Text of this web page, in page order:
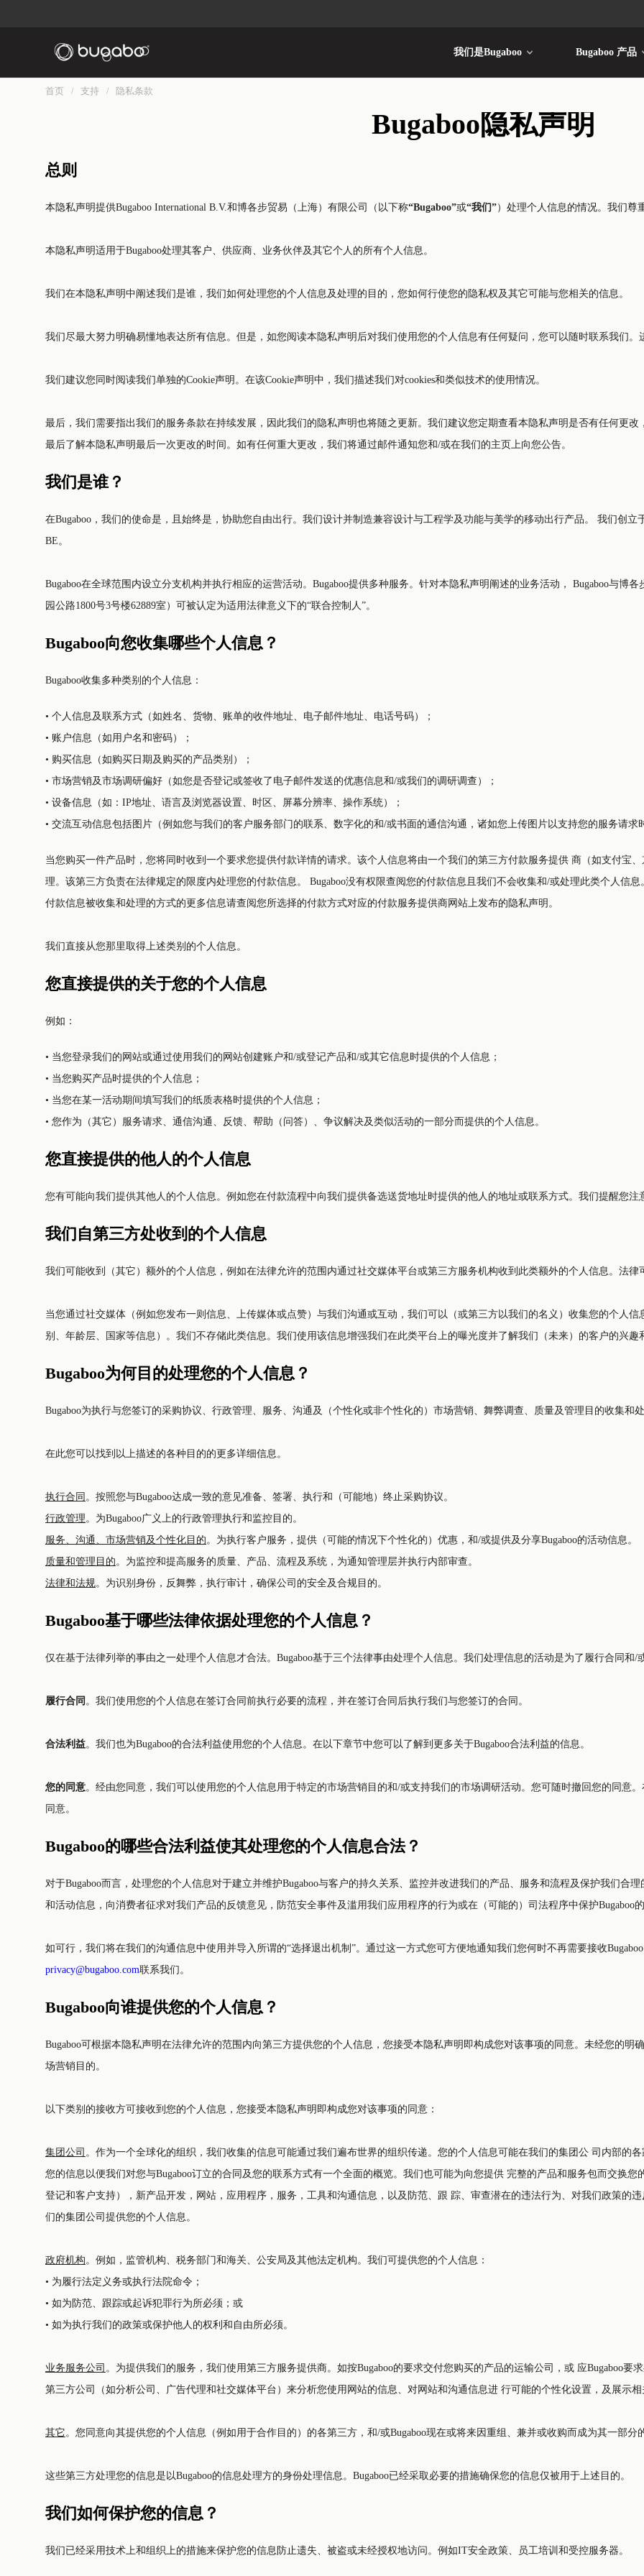
我们是Bugaboo Bugaboo 产品
首页 / 支持 / 隐私条款
Bugaboo隐私声明
总则
本隐私声明提供Bugaboo International B.V.和博各步贸易（上海）有限公司（以下称“Bugaboo”或“我们”）处理个人信息的情况。我们尊
本隐私声明适用于Bugaboo处理其客户、供应商、业务伙伴及其它个人的所有个人信息。
我们在本隐私声明中阐述我们是谁，我们如何处理您的个人信息及处理的目的，您如何行使您的隐私权及其它可能与您相关的信息。
我们建议您同时阅读我们单独的Cookie声明。在该Cookie声明中，我们描述我们对cookies和类似技术的使用情况。
最后，我们需要指出我们的服务条款在持续发展，因此我们的隐私声明也将随之更新。我们建议您定期查看本隐私声明是否有任何更改， 以便您准确了解您所处的位置。您始终可以在本隐私声
最后了解本隐私声明最后一次更改的时间。如有任何重大更改，我们将通过邮件通知您和/或在我们的主页上向您公告。
我们是谁？
在Bugaboo，我们的使命是，且始终是，协助您自由出行。我们设计并制造兼容设计与工程学及功能与美学的移动出行产品。 我们创立于荷兰，公司位于荷兰阿姆斯特丹Paasheuvelweg 9a-b, 1105
BE。
Bugaboo在全球范围内设立分支机构并执行相应的运营活动。Bugaboo提供多种服务。针对本隐私声明阐述的业务活动， Bugaboo与博各步贸易（上海）有限公司（注册地址位于上海是崇明区长兴镇潘
园公路1800号3号楼62889室）可被认定为适用法律意义下的“联合控制人”。
Bugaboo向您收集哪些个人信息？
Bugaboo收集多种类别的个人信息：
• 个人信息及联系方式（如姓名、货物、账单的收件地址、电子邮件地址、电话号码）；
• 账户信息（如用户名和密码）；
• 购买信息（如购买日期及购买的产品类别）；
• 市场营销及市场调研偏好（如您是否登记或签收了电子邮件发送的优惠信息和/或我们的调研调查）；
• 设备信息（如：IP地址、语言及浏览器设置、时区、屏幕分辨率、操作系统）；
• 交流互动信息包括图片（例如您与我们的客户服务部门的联系、数字化的和/或书面的通信沟通，诸如您上传图片以支持您的服务请求
当您购买一件产品时，您将同时收到一个要求您提供付款详情的请求。该个人信息将由一个我们的第三方付款服务提供 商（如支付宝、京东支付、微信支付、银联支付、苹果支付）直接收集并处
理。该第三方负责在法律规定的限度内处理您的付款信息。 Bugaboo没有权限查阅您的付款信息且我们不会收集和/或处理此类个人信息。因此，本隐私声明不适用于上述的信息处理活动。 有关您的
付款信息被收集和处理的方式的更多信息请查阅您所选择的付款方式对应的付款服务提供商网站上发布的隐私声明。
我们直接从您那里取得上述类别的个人信息。
您直接提供的关于您的个人信息
例如：
• 当您登录我们的网站或通过使用我们的网站创建账户和/或登记产品和/或其它信息时提供的个人信息；
• 当您购买产品时提供的个人信息；
• 当您在某一活动期间填写我们的纸质表格时提供的个人信息；
• 您作为（其它）服务请求、通信沟通、反馈、帮助（问答）、争议解决及类似活动的一部分而提供的个人信息。
您直接提供的他人的个人信息
您有可能向我们提供其他人的个人信息。例如您在付款流程中向我们提供备选送货地址时提供的他人的地址或联系方式。我们提醒您注
我们自第三方处收到的个人信息
我们可能收到（其它）额外的个人信息，例如在法律允许的范围内通过社交媒体平台或第三方服务机构收到此类额外的个人信息。法
当您通过社交媒体（例如您发布一则信息、上传媒体或点赞）与我们沟通或互动，我们可以（或第三方以我们的名义）收集您的个人
别、年龄层、国家等信息）。我们不存储此类信息。我们使用该信息增强我们在此类平台上的曝光度并了解我们（未来）的客户的兴趣
Bugaboo为何目的处理您的个人信息？
Bugaboo为执行与您签订的采购协议、行政管理、服务、沟通及（个性化或非个性化的）市场营销、舞弊调查、质量及管理目的收集和
在此您可以找到以上描述的各种目的的更多详细信息。
执行合同 。按照您与Bugaboo达成一致的意见准备、签署、执行和（可能地）终止采购协议。
行政管理。为Bugaboo广义上的行政管理执行和监控目的。
服务、沟通、市场营销及个性化目的。为执行客户服务，提供（可能的情况下个性化的）优惠，和/或提供及分享Bugaboo的活动信息。
质量和管理目的。为监控和提高服务的质量、产品、流程及系统，为通知管理层并执行内部审查。
法律和法规。为识别身份，反舞弊，执行审计，确保公司的安全及合规目的。
Bugaboo基于哪些法律依据处理您的个人信息？
仅在基于法律列举的事由之一处理个人信息才合法。Bugaboo基于三个法律事由处理个人信息。我们处理信息的活动是为了履行合同和/
履行合同 。我们使用您的个人信息在签订合同前执行必要的流程，并在签订合同后执行我们与您签订的合同。
合法利益。我们也为Bugaboo的合法利益使用您的个人信息。在以下章节中您可以了解到更多关于Bugaboo合法利益的信息。
您的同意。经由您同意，我们可以使用您的个人信息用于特定的市场营销目的和/或支持我们的市场调研活动。您可随时撤回您的同意
同意。
Bugaboo的哪些合法利益使其处理您的个人信息合法？
对于Bugaboo而言，处理您的个人信息对于建立并维护Bugaboo与客户的持久关系、监控并改进我们的产品、服务和流程及保护我们合理的公司利益是必要的。 例如，向
和活动信息，向消费者征求对我们产品的反馈意见，防范安全事件及滥用我们应用程序的行为或在（可能的）司法程序中保护Bugaboo
privacy@bugaboo.com联系我们。
Bugaboo向谁提供您的个人信息？
Bugaboo可根据本隐私声明在法律允许的范围内向第三方提供您的个人信息，您接受本隐私声明即构成您对该事项的同意。未经您的明确同意，Bugaboo不会
场营销目的。
以下类别的接收方可接收到您的个人信息，您接受本隐私声明即构成您对该事项的同意：
集团公司 。作为一个全球化的组织，我们收集的信息可能通过我们遍布世界的组织传递。您的个人信息可能在我们的集团公 司内部的各家冠名“Bugaboo”的公司之间交换。我们为行政管理的目的交换
您的信息以便我们对您与Bugaboo订立的合同及您的联系方式有一个全面的概览。我们也可能为向您提供 完整的产品和服务包而交换您的信息。我们可能为提供集成的内容、产品和/或服务（如产品
登记和客户支持），新产品开发，网站，应用程序，服务，工具和沟通信息，以及防范、跟 踪、审查潜在的违法行为、对我们政策的违反行为、舞弊和/或违反我们的数据安全规定的行为的目的向我
们的集团公司提供您的个人信息。
政府机构。例如，监管机构、税务部门和海关、公安局及其他法定机构。我们可提供您的个人信息：
• 为履行法定义务或执行法院命令；
• 如为防范、跟踪或起诉犯罪行为所必须；或
• 如为执行我们的政策或保护他人的权利和自由所必须。
业务服务公司 。为提供我们的服务，我们使用第三方服务提供商。如按Bugaboo的要求交付您购买的产品的运输公司，或 应Bugaboo要求处理在线付款的线上支付服务提供商。此外，我们还聘请其它
第三方公司（如分析公司、广告代理和社交媒体平台）来分析您使用网站的信息、对网站
其它。您同意向其提供您的个人信息（例如用于合作目的）的各第三方，和/或Bugaboo现在或将来因重组、兼并或收购而成为其一部分
这些第三方处理您的信息是以Bugaboo的信息处理方的身份处理信息。Bugaboo已经采取必要的措施确保您的信息仅被用于上述目的。
我们如何保护您的信息？
我们已经采用技术上和组织上的措施来保护您的信息防止遗失、被盗或未经授权地访问。例如IT安全政策、员工培训和受控服务器。